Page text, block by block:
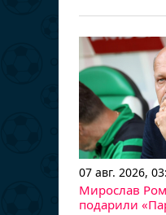
07 авг. 2026,
Мирослав
подарили